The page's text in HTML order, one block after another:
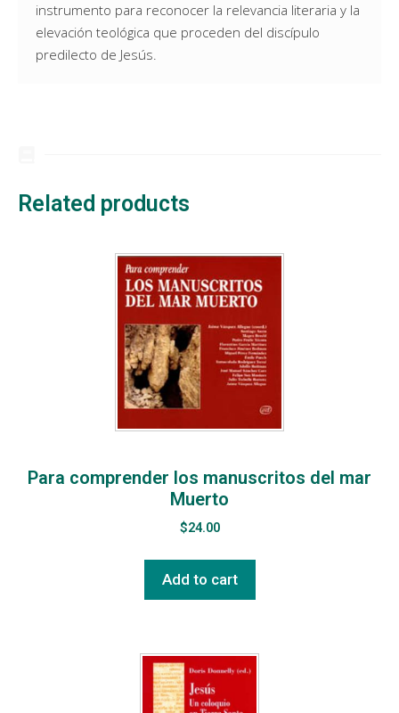
instrumento para reconocer la relevancia literaria y la
elevación teológica que proceden del discípulo
predilecto de Jesús.
Related products
Para comprender los manuscritos del mar
Muerto
$24.00
Add to cart